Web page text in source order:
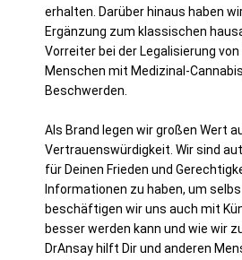
erhalten. Darüber hinaus haben
Ergänzung zum klassischen
Vorreiter bei der Legalisierung
Menschen mit Medizinal-
Beschwerden.
Als Brand legen wir großen Wert
Vertrauenswürdigkeit. Wir sind
für Deinen Frieden und
Informationen zu haben, um
beschäftigen wir uns auch mit
besser werden kann und wie wir
DrAnsay hilft Dir und anderen